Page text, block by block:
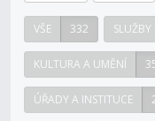
VŠE 332 SLUŽBY
KULTURA A UMĚNÍ
ÚŘADY A INSTITUCE